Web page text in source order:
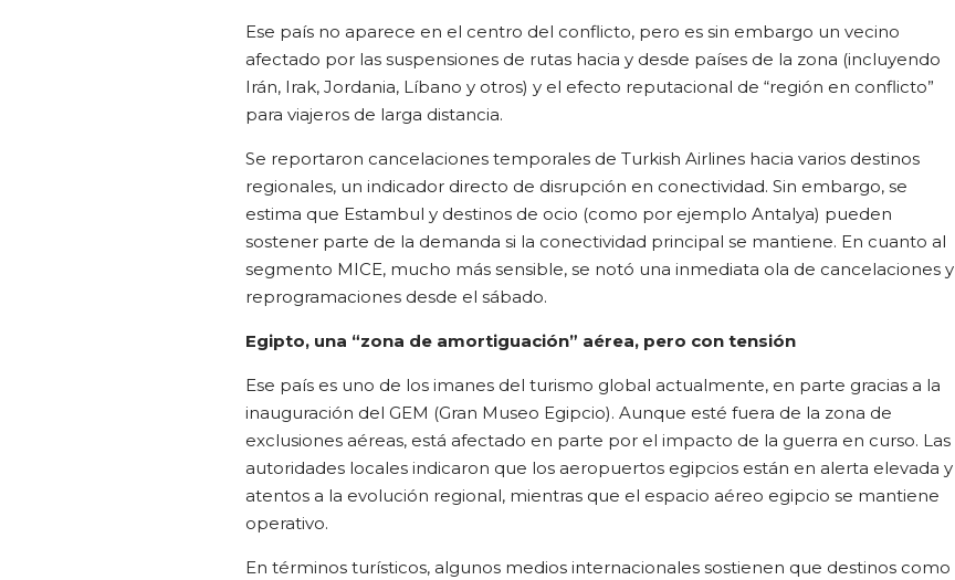
Ese país no aparece en el centro del conflicto, pero es sin embargo un vecino
afectado por las suspensiones de rutas hacia y desde países de la zona (incluyendo
Irán, Irak, Jordania, Líbano y otros) y el efecto reputacional de “región en conflicto”
para viajeros de larga distancia.
Se reportaron cancelaciones temporales de Turkish Airlines hacia varios destinos
regionales, un indicador directo de disrupción en conectividad. Sin embargo, se
estima que Estambul y destinos de ocio (como por ejemplo Antalya) pueden
sostener parte de la demanda si la conectividad principal se mantiene. En cuanto al
segmento MICE, mucho más sensible, se notó una inmediata ola de cancelaciones y
reprogramaciones desde el sábado.
Egipto, una “zona de amortiguación” aérea, pero con tensión
Ese país es uno de los imanes del turismo global actualmente, en parte gracias a la
inauguración del GEM (Gran Museo Egipcio). Aunque esté fuera de la zona de
exclusiones aéreas, está afectado en parte por el impacto de la guerra en curso. Las
autoridades locales indicaron que los aeropuertos egipcios están en alerta elevada y
atentos a la evolución regional, mientras que el espacio aéreo egipcio se mantiene
operativo.
En términos turísticos, algunos medios internacionales sostienen que destinos como